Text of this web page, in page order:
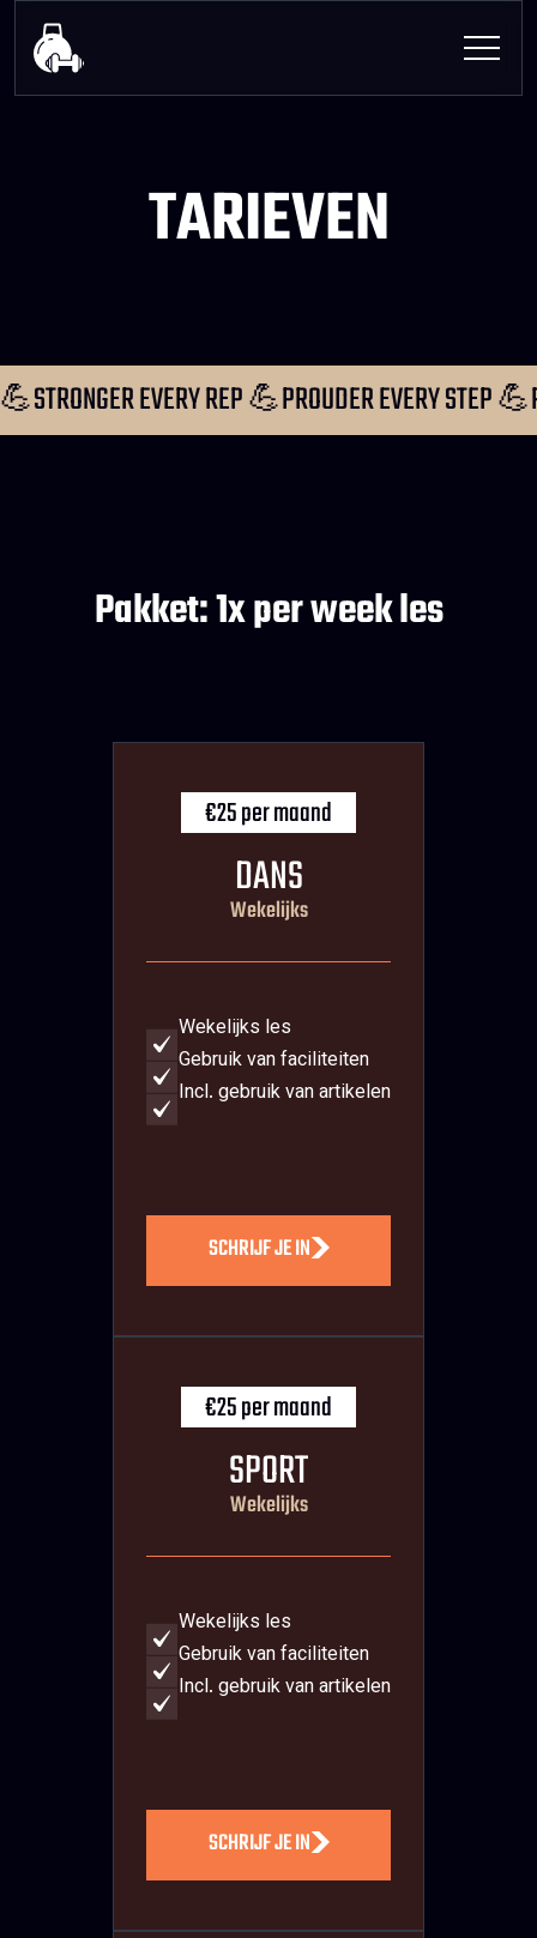
TARIEVEN
💪STRONGER EVERY REP 💪PROUDER
Pakket: 1x per week les
€25 per maand
DANS
Wekelijks
Wekelijks les
Gebruik van faciliteiten
Incl. gebruik van artikelen
SCHRIJF JE IN
€25 per maand
SPORT
Wekelijks
Wekelijks les
Gebruik van faciliteiten
Incl. gebruik van artikelen
SCHRIJF JE IN